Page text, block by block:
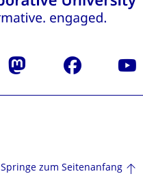
Mastodon Facebook
Springe zum Seitenanfang